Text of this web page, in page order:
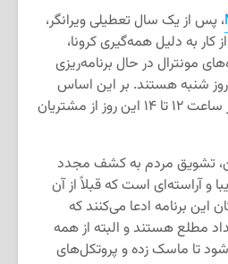
، پس از یک سال تعطیلی ویرانگر،
به دلیل همه‌گیری کرونا،
مونترال در حال برنامه‌ریزی
روز شنبه هستند. بر این اساس
برخی رستوران‌ها و بارها از ساعت ۱۲ تا ۱۴ این روز از مشتریان
تشویق مردم به کشف مجدد
و آراسته‌ای است که قبلاً از آن
این برنامه ادعا می‌کنند که
مطلع هستند و البته از همه
تا ماسک زده و پروتکل‌های